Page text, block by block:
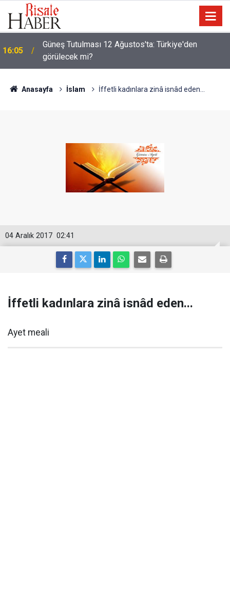
16:05
Güneş Tutulması 12 Ağustos'ta: Türkiye'den
görülecek mi?
Anasayfa İslam İffetli kadınlara zinâ isnâd eden...
02:41
04 Aralık 2017
İffetli kadınlara zinâ isnâd eden...
Ayet meali